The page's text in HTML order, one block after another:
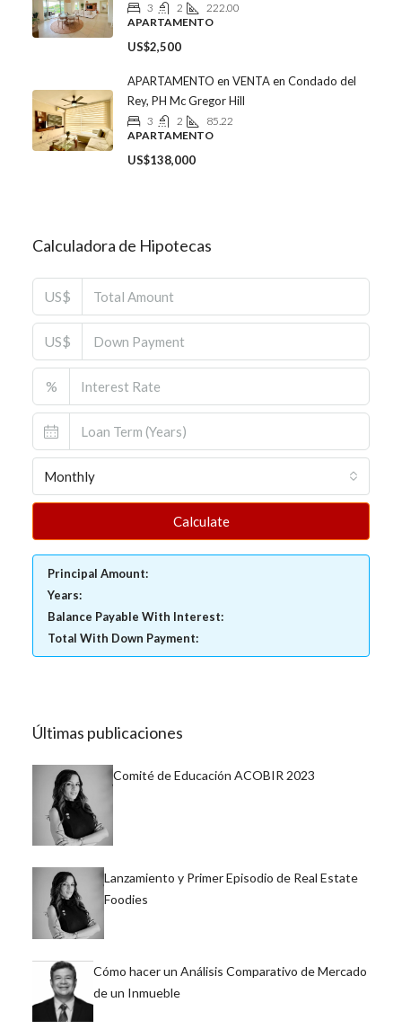
3 2
222.00
APARTAMENTO
US$2,500
APARTAMENTO en VENTA en Condado del
Rey, PH Mc Gregor Hill
3 2
85.22
APARTAMENTO
US$138,000
Calculadora de Hipotecas
US$
US$
%
Monthly
Calculate
Principal Amount:
Years:
Balance Payable With Interest:
Total With Down Payment:
Últimas publicaciones
Comité de Educación ACOBIR 2023
Lanzamiento y Primer Episodio de Real Estate
Foodies
Cómo hacer un Análisis Comparativo de Mercado
de un Inmueble